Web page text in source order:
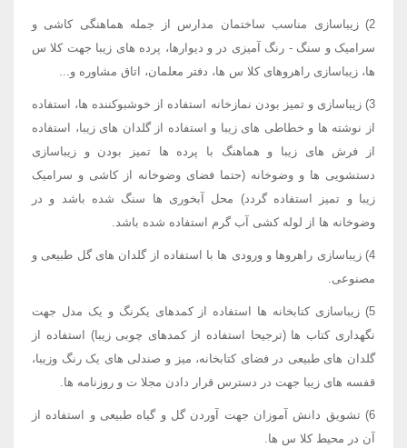
2) زیباسازی مناسب ساختمان مدارس از جمله هماهنگی کاشی و
سرامیک و سنگ - رنگ آمیزی در و دیوارها، پرده های زیبا جهت کلا س
ها، زیباسازی راهروهای کلا س ها، دفتر معلمان، اتاق مشاوره و...
3) زیباسازی و تمیز بودن نمازخانه استفاده از خوشبوکننده ها، استفاده
از نوشته ها و خطاطی های زیبا و استفاده از گلدان های زیبا، استفاده
از فرش های زیبا و هماهنگ با پرده ها تمیز بودن و زیباسازی
دستشویی ها و وضوخانه (حتما فضای وضوخانه از کاشی و سرامیک
زیبا و تمیز استفاده گردد) محل آبخوری ها سنگ شده باشد و در
وضوخانه ها از لوله کشی آب گرم استفاده شده باشد.
4) زیباسازی راهروها و ورودی ها با استفاده از گلدان های گل طبیعی و
مصنوعی.
5) زیباسازی کتابخانه ها استفاده از کمدهای یکرنگ و یک مدل جهت
نگهداری کتاب ها (ترجیحا استفاده از کمدهای چوبی زیبا) استفاده از
گلدان های طبیعی در فضای کتابخانه، میز و صندلی های یک رنگ وزیبا،
قفسه های زیبا جهت در دسترس قرار دادن مجلا ت و روزنامه ها.
6) تشویق دانش آموزان جهت آوردن گل و گیاه طبیعی و استفاده از
آن در محیط کلا س ها.